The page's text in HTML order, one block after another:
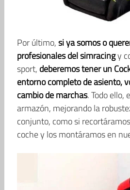
Por último,si ya somos o
profesionales del simracingy
sport, deberemos tener un
entorno completo de asiento,
cambio de marchas. Todo ello,
armazón, mejorando la
conjunto, como si
coche y los montáramos en